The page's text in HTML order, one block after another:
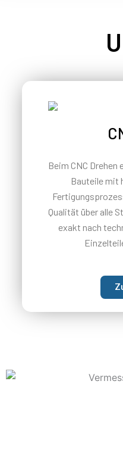
Beim CNC
Bauteile mit
Qualität über alle
exakt nach